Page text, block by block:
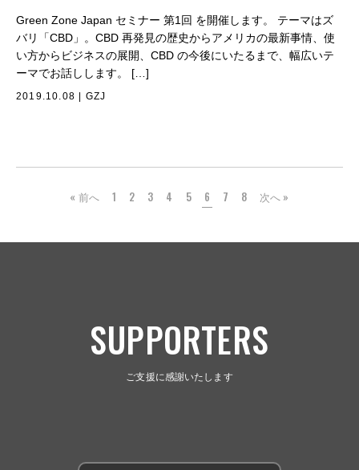
Green Zone Japan セミナー 第1回 を開催します。 テーマはズ
バリ「CBD」。CBD 再発見の歴史からアメリカの最新事情、使
い方からビジネスの展開、CBD の今後にいたるまで、幅広いテ
ーマでお話しします。 […]
2019.10.08 GZJ
« 前へ 1 2 3 4 5 6 7 8 次へ »
SUPPORTERS
ご支援に感謝いたします